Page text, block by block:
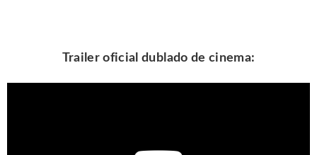
Trailer oficial dublado de cinema: